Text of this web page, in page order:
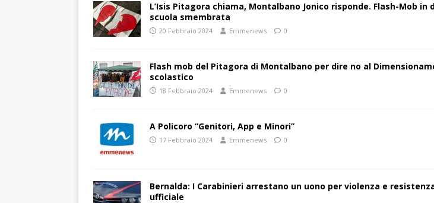
L’Isis Pitagora chiama, Montalbano Jonico risponde. Flash-Mob in
scuola smembrata
20 Febbraio 2024 Emmenews 0
Flash mob del Pitagora di Montalbano per dire no al
scolastico
18 Febbraio 2024 Emmenews 0
A Policoro “Genitori, App e Minori”
17 Febbraio 2024 Emmenews 0
Bernalda: I Carabinieri arrestano un uono per violenza e
ufficiale